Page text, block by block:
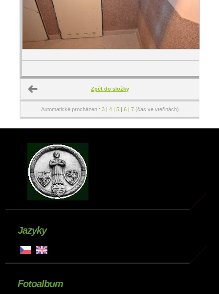
Zpět do složky
Automatické procházení: 3 | 4 | 5 | 6 | 7 (čas ve vteřinách)
Jazyky
Fotoalbum